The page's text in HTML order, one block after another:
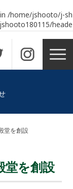
/home/jshooto/j-sh
heade
堂を創設
堂を創設